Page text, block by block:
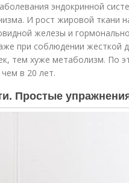
эндокринной
И рост жировой ткани
железы и
при соблюдении жесткой
тем хуже метаболизм. По
в 20 лет.
Простые